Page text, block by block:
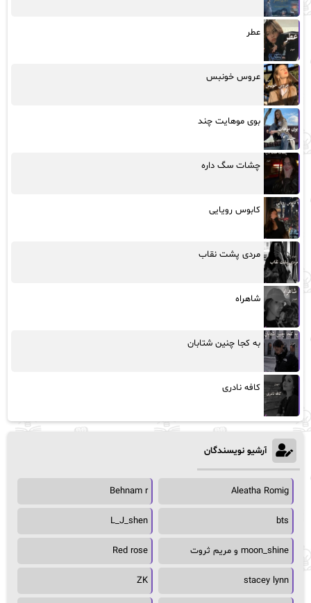
عطر
عروس خونبس
بوی موهایت چند
چشات سگ داره
کابوس رویایی
مردی پشت نقاب
شاهراه
به کجا چنین شتابان
کافه نادری
آرشیو نویسندگان
Aleatha Romig
Behnam r
bts
L_J_shen
moon_shine و مریم ثروت Red rose
stacey lynn
ZK